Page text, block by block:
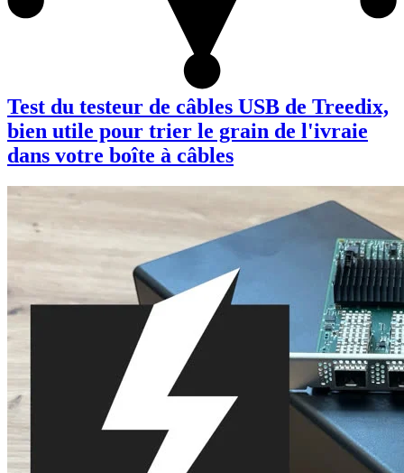
Test du testeur de câbles USB de Treedix,
bien utile pour trier le grain de l'ivraie
dans votre boîte à câbles